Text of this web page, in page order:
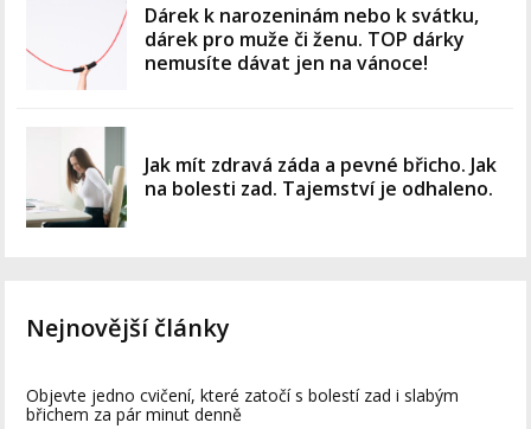
Dárek k narozeninám nebo k svátku,
dárek pro muže či ženu. TOP dárky
nemusíte dávat jen na vánoce!
Jak mít zdravá záda a pevné břicho. Jak
na bolesti zad. Tajemství je odhaleno.
Nejnovější články
Objevte jedno cvičení, které zatočí s bolestí zad i slabým
břichem za pár minut denně